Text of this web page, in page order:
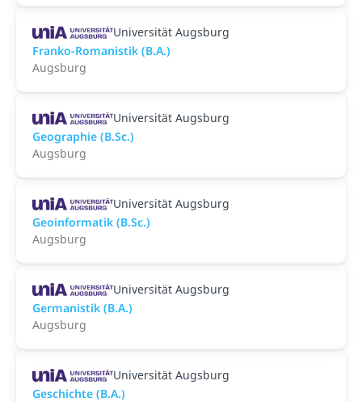
Universität Augsburg
Franko-Romanistik (B.A.)
Augsburg
Universität Augsburg
Geographie (B.Sc.)
Augsburg
Universität Augsburg
Geoinformatik (B.Sc.)
Augsburg
Universität Augsburg
Germanistik (B.A.)
Augsburg
Universität Augsburg
Geschichte (B.A.)